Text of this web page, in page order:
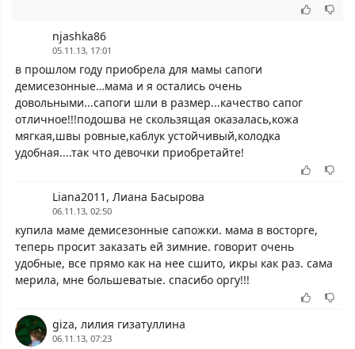
njashka86
05.11.13, 17:01
в прошлом году приобрела для мамы сапоги
демисезонные…мама и я остались очень
довольными...сапоги шли в размер...качество сапог
отличное!!!подошва не скользящая оказалась,кожа
мягкая,швы ровные,каблук устойчивый,колодка
удобная....так что девочки приобретайте!
Liana2011, Лиана Басырова
06.11.13, 02:50
купила маме демисезонные сапожки. мама в восторге,
теперь просит заказать ей зимние. говорит очень
удобные, все прямо как на нее сшито, икры как раз. сама
мерила, мне большеватые. спасибо оргу!!!
giza, лилия гизатуллина
06.11.13, 07:23